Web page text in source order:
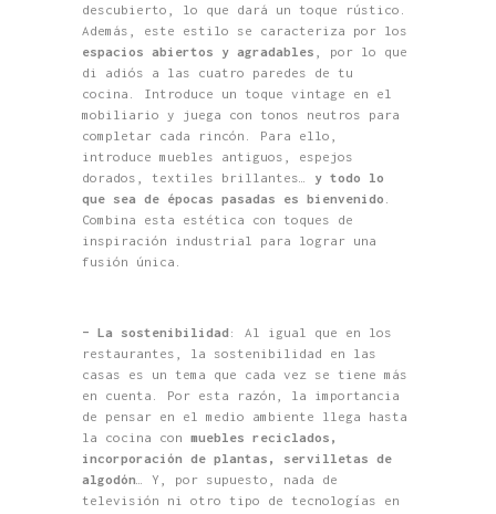
descubierto, lo que dará un toque rústico.
Además, este estilo se caracteriza por los
espacios abiertos y agradables , por lo que
di adiós a las cuatro paredes de tu
cocina. Introduce un toque vintage en el
mobiliario y juega con tonos neutros para
completar cada rincón. Para ello,
introduce muebles antiguos, espejos
dorados, textiles brillantes… y todo lo
que sea de épocas pasadas es bienvenido
Combina esta estética con toques de
inspiración industrial para lograr una
fusión única.
– La sostenibilidad : Al igual que en los
restaurantes, la sostenibilidad en las
casas es un tema que cada vez se tiene más
en cuenta. Por esta razón, la importancia
de pensar en el medio ambiente llega hasta
la cocina con muebles reciclados,
incorporación de plantas, servilletas de
algodón … Y, por supuesto, nada de
televisión ni otro tipo de tecnologías en